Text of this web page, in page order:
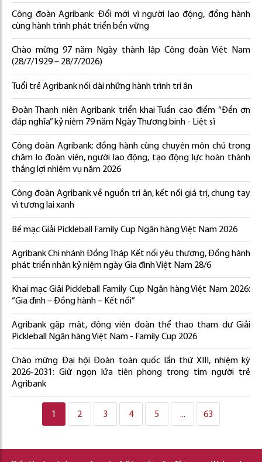
Công đoàn Agribank: Đổi mới vì người lao động, đồng hành
cùng hành trình phát triển bền vững
Chào mừng 97 năm Ngày thành lập Công đoàn Việt Nam
(28/7/1929 – 28/7/2026)
Tuổi trẻ Agribank nối dài những hành trình tri ân
Đoàn Thanh niên Agribank triển khai Tuần cao điểm “Đền ơn
đáp nghĩa” kỷ niệm 79 năm Ngày Thương binh - Liệt sĩ
Công đoàn Agribank: đồng hành cùng chuyên môn chú trọng
chăm lo đoàn viên, người lao động, tạo động lực hoàn thành
thắng lợi nhiệm vụ năm 2026
Công đoàn Agribank về nguồn tri ân, kết nối giá trị, chung tay
vì tương lai xanh
Bế mạc Giải Pickleball Family Cup Ngân hàng Việt Nam 2026
Agribank Chi nhánh Đồng Tháp Kết nối yêu thương, Đồng hành
phát triển nhân kỷ niệm ngày Gia đình Việt Nam 28/6
Khai mạc Giải Pickleball Family Cup Ngân hàng Việt Nam 2026:
“Gia đình – Đồng hành – Kết nối”
Agribank gặp mặt, động viên đoàn thể thao tham dự Giải
Pickleball Ngân hàng Việt Nam - Family Cup 2026
Chào mừng Đại hội Đoàn toàn quốc lần thứ XIII, nhiệm kỳ
2026-2031: Giữ ngọn lửa tiên phong trong tim người trẻ
Agribank
1 2 3 4 5 ... 63